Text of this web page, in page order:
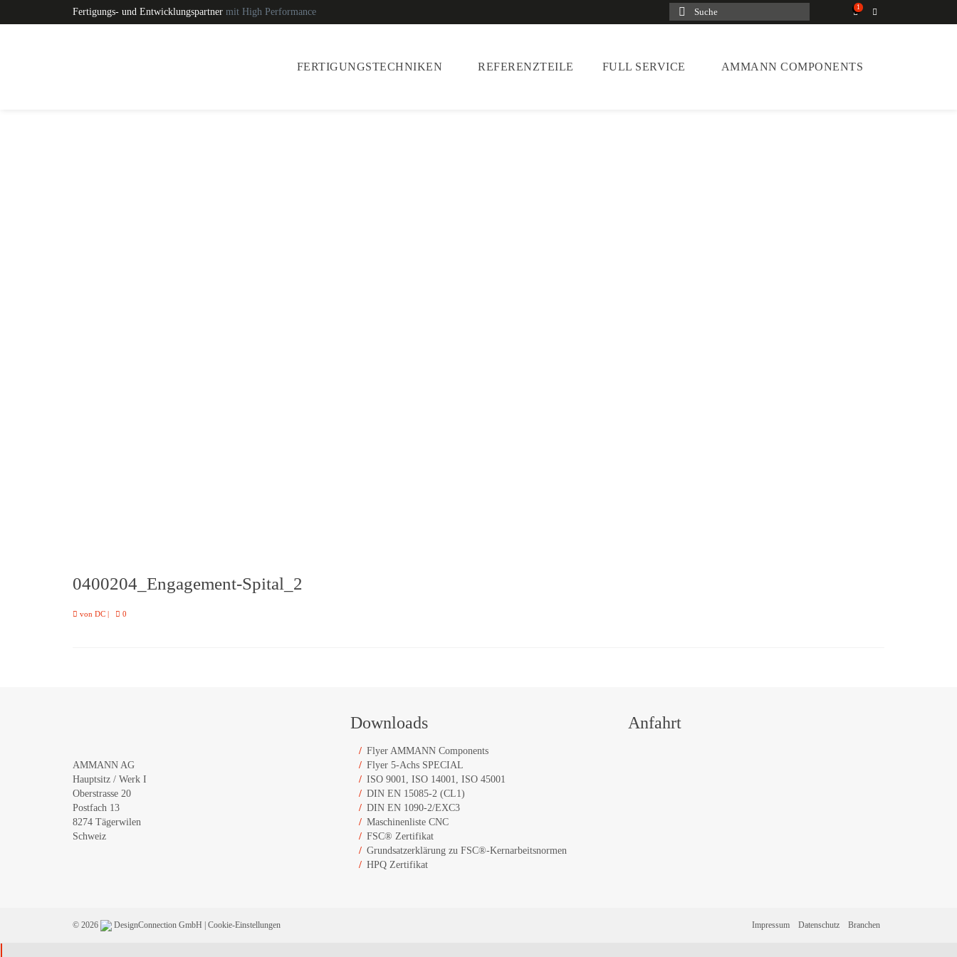
Fertigungs- und Entwicklungspartner mit High Performance
Suche
nach:
FERTIGUNGSTECHNIKEN REFERENZTEILE FULL SERVICE AMMANN COMPONENTS
0400204_Engagement-Spital_2
von DC | 0
AMMANN AG
Hauptsitz / Werk I
Oberstrasse 20
Postfach 13
8274 Tägerwilen
Schweiz
Downloads
Flyer AMMANN Components
Flyer 5-Achs SPECIAL
ISO 9001, ISO 14001, ISO 45001
DIN EN 15085-2 (CL1)
DIN EN 1090-2/EXC3
Maschinenliste CNC
FSC® Zertifikat
Grundsatzerklärung zu FSC®-Kernarbeitsnormen
HPQ Zertifikat
Anfahrt
Impressum Datenschutz Branchen
© 2026 DesignConnection GmbH | Cookie-Einstellungen